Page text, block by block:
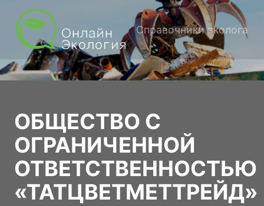
Справочники эколога
ОБЩЕСТВО С
ОГРАНИЧЕННОЙ
ОТВЕТСТВЕННОСТЬЮ
«ТАТЦВЕТМЕТТРЕЙД»